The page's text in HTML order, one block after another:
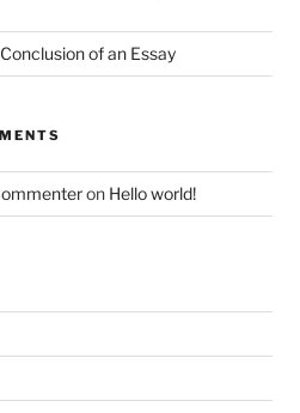
of an Essay
on Hello world!